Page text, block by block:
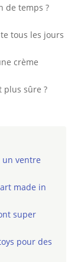
de temps ?
tous les jours
crème
plus sûre ?
ventre
made in
super
pour des